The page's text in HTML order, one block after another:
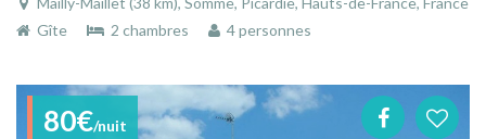
Gîte
2 chambres 4 personnes
80€/nuit